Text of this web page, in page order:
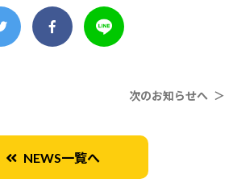
次のお知らせへ ＞
NEWS一覧へ